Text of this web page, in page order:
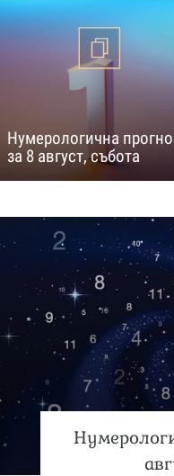
Нумерологична
за 8 август, събота